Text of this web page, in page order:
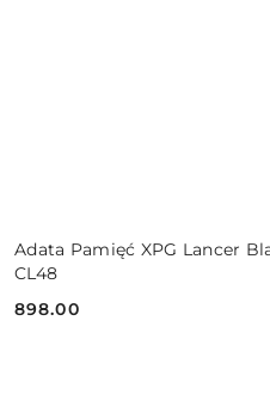
Adata Pamięć XPG Lancer
CL48
Cena:
898.00